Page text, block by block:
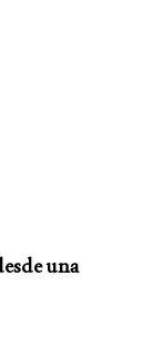
una